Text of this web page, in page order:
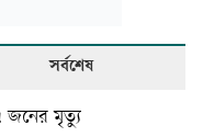
সর্বশেষ
মৃত্যু